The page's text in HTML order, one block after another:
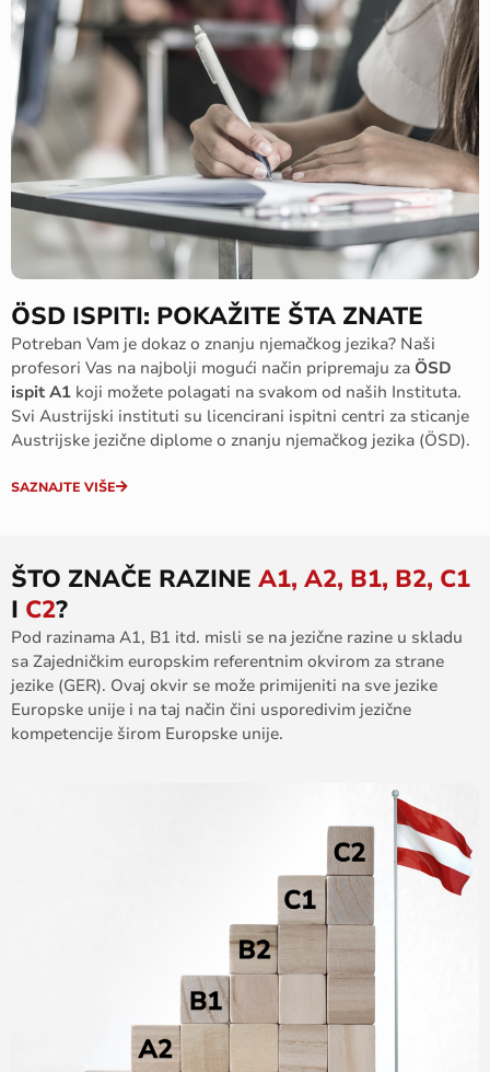
ÖSD ISPITI: POKAŽITE ŠTA ZNATE
Potreban Vam je dokaz o znanju njemačkog jezika? Naši
profesori Vas na najbolji mogući način pripremaju za ÖSD
ispit A1 koji možete polagati na svakom od naših Instituta.
Svi Austrijski instituti su licencirani ispitni centri za sticanje
Austrijske jezične diplome o znanju njemačkog jezika (ÖSD).
SAZNAJTE VIŠE
ŠTO ZNAČE RAZINE A1, A2, B1, B2, C1
I C2?
Pod razinama A1, B1 itd. misli se na jezične razine u skladu
sa Zajedničkim europskim referentnim okvirom za strane
jezike (GER). Ovaj okvir se može primijeniti na sve jezike
Europske unije i na taj način čini usporedivim jezične
kompetencije širom Europske unije.